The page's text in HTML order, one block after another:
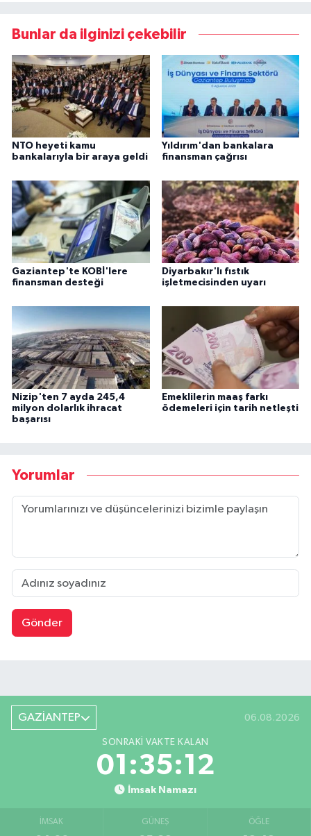
Bunlar da ilginizi çekebilir
NTO heyeti kamu
bankalarıyla bir araya geldi
Yıldırım'dan bankalara
finansman çağrısı
Gaziantep'te KOBİ'lere
finansman desteği
Diyarbakır'lı fıstık
işletmecisinden uyarı
Nizip'ten 7 ayda 245,4
milyon dolarlık ihracat
başarısı
Emeklilerin maaş farkı
ödemeleri için tarih netleşti
Yorumlar
Gönder
GAZİANTEP 06.08.2026
SONRAKI VAKTE KALAN
01:35:11
İmsak Namazı
İMSAK GÜNEŞ ÖĞLE